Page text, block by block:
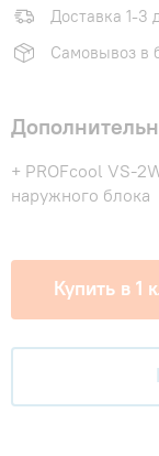
Доставка 1-3
Самовывоз в
+ PROFcool VS-
наружного блока
Купить в 1